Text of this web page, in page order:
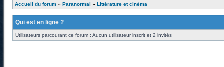
Accueil du forum » Paranormal » Littérature et cinéma
Qui est en ligne ?
Utilisateurs parcourant ce forum : Aucun utilisateur inscrit et 2 invités